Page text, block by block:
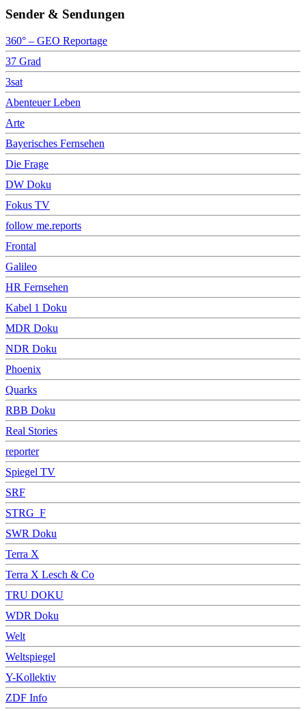
Sender & Sendungen
360° – GEO Reportage
37 Grad
3sat
Abenteuer Leben
Arte
Bayerisches Fernsehen
Die Frage
DW Doku
Fokus TV
follow me.reports
Frontal
Galileo
HR Fernsehen
Kabel 1 Doku
MDR Doku
NDR Doku
Phoenix
Quarks
RBB Doku
Real Stories
reporter
Spiegel TV
SRF
STRG_F
SWR Doku
Terra X
Terra X Lesch & Co
TRU DOKU
WDR Doku
Welt
Weltspiegel
Y-Kollektiv
ZDF Info